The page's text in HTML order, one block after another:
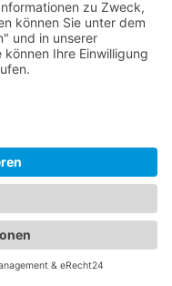
18.07.2016
0,9%
01.01.2017. Was
für Verträge ab Januar